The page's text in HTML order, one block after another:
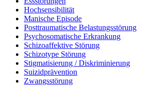
Hochsensibilität
Manische Episode
Posttraumatische Belastungsstörung
Psychosomatische Erkrankung
Schizoaffektive Störung
Schizotype Störung
Stigmatisierung / Diskriminierung
Suizidprävention
Zwangsstörung